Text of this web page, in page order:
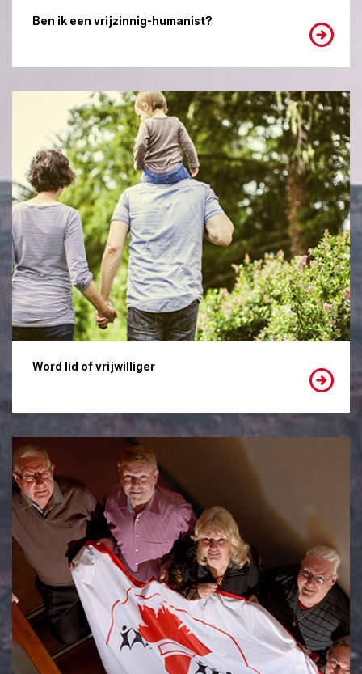
Ben ik een vrijzinnig-humanist?
Word lid of vrijwilliger